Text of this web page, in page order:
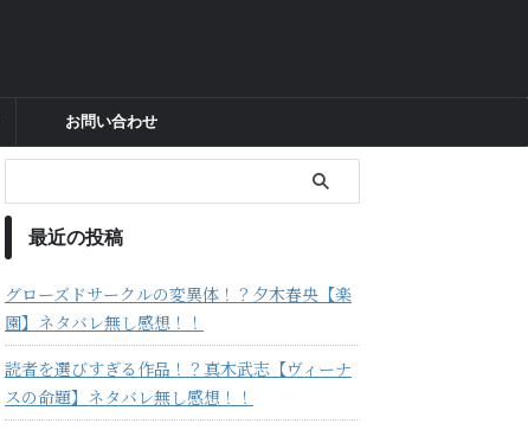
お問い合わせ
最近の投稿
グローズドサークルの変異体！？夕木春央【楽
園】ネタバレ無し感想！！
読者を選びすぎる作品！？真木武志【ヴィーナ
スの命題】ネタバレ無し感想！！